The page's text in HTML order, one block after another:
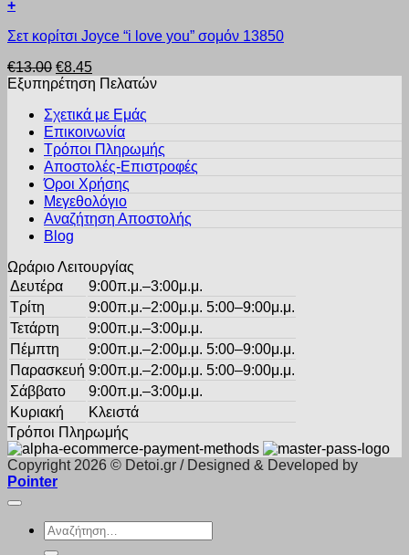
επιλογές
να
στη
σελίδα
προϊόντος
+
το
έχει
πολλαπλές
επιλογές
μπορούν
επιλεγούν
σελίδα
Σετ κορίτσι Joyce “i love you” σομόν 13850
€13.00 Original
price
€13.00.
€8.45Η
τρέχουσα
είναι:
€8.45.
Εξυπηρέτηση Πελατών
Σχετικά με Εμάς
Επικοινωνία
Τρόποι Πληρωμής
Αποστολές-Επιστροφές
Όροι Χρήσης
Μεγεθολόγιο
Αναζήτηση Αποστολής
Blog
Ωράριο Λειτουργίας
Δευτέρα
9:00π.μ.–3:00μ.μ.
Τρίτη
9:00π.μ.–2:00μ.μ. 5:00–9:00μ.μ.
Τετάρτη
9:00π.μ.–3:00μ.μ.
Πέμπτη
9:00π.μ.–2:00μ.μ. 5:00–9:00μ.μ.
Παρασκευή 9:00π.μ.–2:00μ.μ. 5:00–9:00μ.μ.
Σάββατο
9:00π.μ.–3:00μ.μ.
Κυριακή
Κλειστά
Τρόποι Πληρωμής
Copyright 2026 © Detoi.gr / Designed & Developed by
Pointer
Αναζήτηση
για: